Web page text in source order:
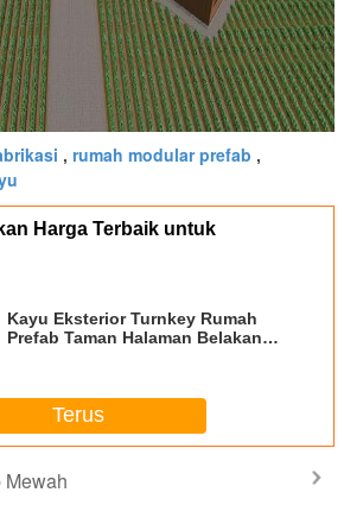
, rumah modular prefab ,
Harga Terbaik untuk
Kayu Eksterior Turnkey Rumah
Prefab Taman Halaman Belakang
Terus
Mewah